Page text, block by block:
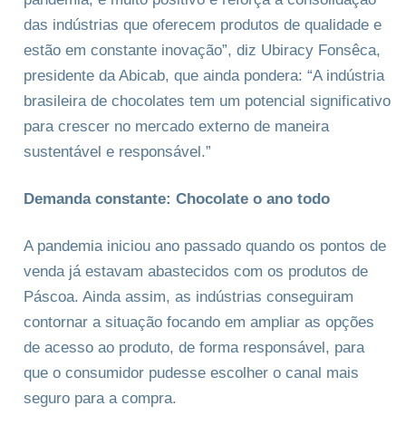
das indústrias que oferecem produtos de qualidade e
estão em constante inovação”, diz Ubiracy Fonsêca,
presidente da Abicab, que ainda pondera: “A indústria
brasileira de chocolates tem um potencial significativo
para crescer no mercado externo de maneira
sustentável e responsável.”
Demanda constante: Chocolate o ano todo
A pandemia iniciou ano passado quando os pontos de
venda já estavam abastecidos com os produtos de
Páscoa. Ainda assim, as indústrias conseguiram
contornar a situação focando em ampliar as opções
de acesso ao produto, de forma responsável, para
que o consumidor pudesse escolher o canal mais
seguro para a compra.